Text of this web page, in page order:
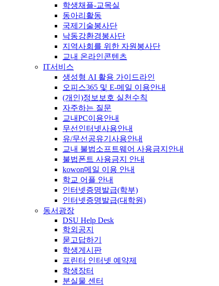
학생채플-교목실
동아리활동
국제기술봉사단
낙동강환경봉사단
지역사회를 위한 자원봉사단
교내 온라인콘텐츠
IT서비스
생성형 AI 활용 가이드라인
오피스365 및 E-메일 이용안내
(개인)정보보호 실천수칙
자주하는 질문
교내PC이용안내
무선인터넷사용안내
유/무선공유기사용안내
교내 불법소프트웨어 사용금지안내
불법폰트 사용금지 안내
kowon메일 이용 안내
학교 어플 안내
인터넷증명발급(학부)
인터넷증명발급(대학원)
동서광장
DSU Help Desk
학외공지
묻고답하기
학생게시판
프린터 인터넷 예약제
학생장터
분실물 센터